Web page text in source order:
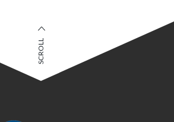
SCROLL